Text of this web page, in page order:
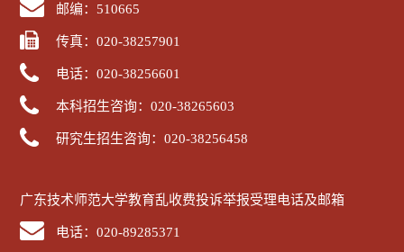
邮编：510665
传真：020-38257901
电话：020-38256601
本科招生咨询：020-38265603
研究生招生咨询：020-38256458
广东技术师范大学教育乱收费投诉举报受理电话及邮箱
电话：020-89285371